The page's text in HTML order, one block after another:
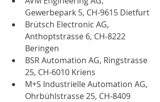
Gewerbepark 5, CH-9615 Dietfurt
Brütsch Electronic AG,
Anthoptstrasse 6, CH-8222
Beringen
BSR Automation AG, Ringstrasse
25, CH-6010 Kriens
M+S Industrielle Automation AG,
Ohrbühlstrasse 25, CH-8409